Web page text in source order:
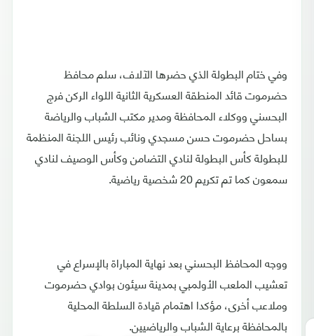
وفي ختام البطولة الذي حضرها الآلاف، سلم محافظ
حضرموت قائد المنطقة العسكرية الثانية اللواء الركن فرج
البحسني ووكلاء المحافظة ومدير مكتب الشباب والرياضة
بساحل حضرموت حسن مسجدي ونائب رئيس اللجنة المنظمة
للبطولة كأس البطولة لنادي التضامن وكأس الوصيف لنادي
سمعون كما تم تكريم 20 شخصية رياضية.
ووجه المحافظ البحسني بعد نهاية المباراة بالإسراع في
تعشيب الملعب الأولمبي بمدينة سيئون بوادي حضرموت
وملاعب أخرى، مؤكدا اهتمام قيادة السلطة المحلية
بالمحافظة برعاية الشباب والرياضيين.